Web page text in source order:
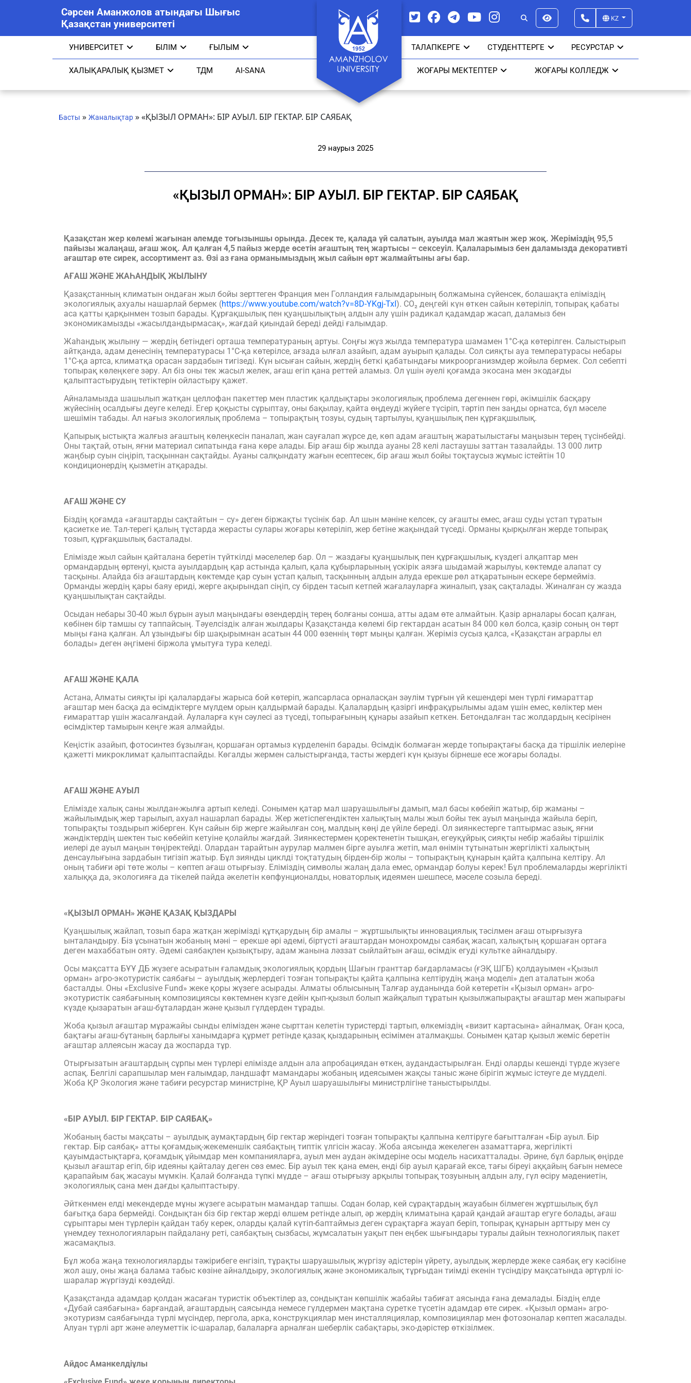
Сәрсен Аманжолов атындағы Шығыс
Қазақстан университеті
KZ
УНИВЕРСИТЕТ БІЛІМ ҒЫЛЫМ ТАЛАПКЕРГЕ СТУДЕНТТЕРГЕ РЕСУРСТАР
ХАЛЫҚАРАЛЫҚ ҚЫЗМЕТ ТДМ AI-SANA ЖОҒАРЫ МЕКТЕПТЕР ЖОҒАРЫ КОЛЛЕДЖ
Басты » Жаналықтар »«ҚЫЗЫЛ ОРМАН»: БІР АУЫЛ. БІР ГЕКТАР. БІР САЯБАҚ
29 наурыз 2025
«ҚЫЗЫЛ ОРМАН»: БІР АУЫЛ. БІР ГЕКТАР. БІР САЯБАҚ
Қазақстан жер көлемі жағынан әлемде тоғызыншы орында. Десек те, қалада үй салатын, ауылда мал жаятын жер жоқ. Жеріміздің 95,5
пайызы жалаңаш, ағаш жоқ. Ал қалған 4,5 пайыз жерде өсетін ағаштың тең жартысы – сексеуіл. Қалаларымыз бен даламызда декоративті
ағаштар өте сирек, ассортимент аз. Өзі аз ғана орманымыздың жыл сайын өрт жалмайтыны ағы бар.
АҒАШ ЖӘНЕ ЖАҺАНДЫҚ ЖЫЛЫНУ
Қазақстанның климатын ондаған жыл бойы зерттеген Франция мен Голландия ғалымдарының болжамына сүйенсек, болашақта еліміздің
экологиялық ахуалы нашарлай бермек (https://www.youtube.com/watch?v=8D-YKgj-TxI). CO₂ деңгейі күн өткен сайын көтеріліп, топырақ қабаты
аса қатты қарқынмен тозып барады. Құрғақшылық пен қуаңшылықтың алдын алу үшін радикал қадамдар жасап, даламыз бен
экономикамызды «жасылдандырмасақ», жағдай қиындай береді дейді ғалымдар.
Жаһандық жылыну — жердің бетіндегі орташа температураның артуы. Соңғы жүз жылда температура шамамен 1°С-қа көтерілген. Салыстырып
айтқанда, адам денесінің температурасы 1°С-қа көтерілсе, ағзада ылғал азайып, адам ауырып қалады. Сол сияқты ауа температурасы небары
1°С-қа артса, климатқа орасан зардабын тигізеді. Күн ысыған сайын, жердің беткі қабатындағы микроорганизмдер жойыла бермек. Сол себепті
топырақ көлеңкеге зәру. Ал біз оны тек жасыл желек, ағаш егіп қана реттей аламыз. Ол үшін әуелі қоғамда экосана мен экодағды
қалыптастырудың тетіктерін ойластыру қажет.
Айналамызда шашылып жатқан целлофан пакеттер мен пластик қалдықтары экологиялық проблема дегеннен гөрі, әкімшілік басқару
жүйесінің осалдығы деуге келеді. Егер қоқысты сұрыптау, оны бақылау, қайта өңдеуді жүйеге түсіріп, тәртіп пен заңды орнатса, бұл мәселе
шешімін табады. Ал нағыз экологиялық проблема – топырақтың тозуы, судың тартылуы, қуаңшылық пен құрғақшылық.
Қапырық ыстықта жалғыз ағаштың көлеңкесін паналап, жан сауғалап жүрсе де, көп адам ағаштың жаратылыстағы маңызын терең түсінбейді.
Оны тақтай, отын, яғни материал сипатында ғана көре алады. Бір ағаш бір жылда ауаны 28 келі ластаушы заттан тазалайды. 13 000 литр
жаңбыр суын сіңіріп, тасқыннан сақтайды. Ауаны салқындату жағын есептесек, бір ағаш жыл бойы тоқтаусыз жұмыс істейтін 10
кондиционердің қызметін атқарады.
АҒАШ ЖӘНЕ СУ
Біздің қоғамда «ағаштарды сақтайтын – су» деген біржақты түсінік бар. Ал шын мәніне келсек, су ағашты емес, ағаш суды ұстап тұратын
қасиетке ие. Тал-терегі қалың тұстарда жерасты сулары жоғары көтеріліп, жер бетіне жақындай түседі. Орманы қырқылған жерде топырақ
тозып, құрғақшылық басталады.
Елімізде жыл сайын қайталана беретін түйткілді мәселелер бар. Ол – жаздағы қуаңшылық пен құрғақшылық, күздегі алқаптар мен
ормандардың өртенуі, қыста ауылдардың қар астында қалып, қала құбырларының үскірік аязға шыдамай жарылуы, көктемде алапат су
тасқыны. Алайда біз ағаштардың көктемде қар суын ұстап қалып, тасқынның алдын алуда ерекше рөл атқаратынын ескере бермейміз.
Орманды жердің қары баяу ериді, жерге ақырындап сіңіп, су бірден тасып кетпей жағалауларға жиналып, ұзақ сақталады. Жиналған су жазда
қуаңшылықтан сақтайды.
Осыдан небары 30-40 жыл бұрын ауыл маңындағы өзендердің терең болғаны сонша, атты адам өте алмайтын. Қазір арналары босап қалған,
көбінен бір тамшы су таппайсың. Тәуелсіздік алған жылдары Қазақстанда көлемі бір гектардан асатын 84 000 көл болса, қазір соның он төрт
мыңы ғана қалған. Ал ұзындығы бір шақырымнан асатын 44 000 өзеннің төрт мыңы қалған. Жеріміз сусыз қалса, «Қазақстан аграрлы ел
болады» деген әңгімені біржола ұмытуға тура келеді.
АҒАШ ЖӘНЕ ҚАЛА
Астана, Алматы сияқты ірі қалалардағы жарыса бой көтеріп, жапсарласа орналасқан зәулім тұрғын үй кешендері мен түрлі ғимараттар
ағаштар мен басқа да өсімдіктерге мүлдем орын қалдырмай барады. Қалалардың қазіргі инфрақұрылымы адам үшін емес, көліктер мен
ғимараттар үшін жасалғандай. Аулаларға күн сәулесі аз түседі, топырағының құнары азайып кеткен. Бетондалған тас жолдардың кесірінен
өсімдіктер тамырын кеңге жая алмайды.
Кеңістік азайып, фотосинтез бұзылған, қоршаған ортамыз күрделеніп барады. Өсімдік болмаған жерде топырақтағы басқа да тіршілік иелеріне
қажетті микроклимат қалыптаспайды. Көгалды жермен салыстырғанда, тасты жердегі күн қызуы бірнеше есе жоғары болады.
АҒАШ ЖӘНЕ АУЫЛ
Елімізде халық саны жылдан-жылға артып келеді. Сонымен қатар мал шаруашылығы дамып, мал басы көбейіп жатыр, бір жаманы –
жайылымдық жер тарылып, ахуал нашарлап барады. Жер жетіспегендіктен халықтың малы жыл бойы тек ауыл маңында жайыла беріп,
топырақты тоздырып жіберген. Күн сайын бір жерге жайылған соң, малдың көңі де үйіле береді. Ол зиянкестерге таптырмас азық, яғни
жәндіктердің шектен тыс көбейіп кетуіне қолайлы жағдай. Зиянкестермен қоректенетін тышқан, егеуқұйрық сияқты небір жабайы тіршілік
иелері де ауыл маңын төңіректейді. Олардан тарайтын аурулар малмен бірге ауылға жетіп, мал өнімін тұтынатын жергілікті халықтың
денсаулығына зардабын тигізіп жатыр. Бұл зиянды циклді тоқтатудың бірден-бір жолы – топырақтың құнарын қайта қалпына келтіру. Ал
оның табиғи әрі төте жолы – көптеп ағаш отырғызу. Еліміздің символы жалаң дала емес, ормандар болуы керек! Бұл проблемаларды жергілікті
халыққа да, экологияға да тікелей пайда әкелетін көпфунционалды, новаторлық идеямен шешпесе, мәселе созыла береді.
«ҚЫЗЫЛ ОРМАН» ЖӘНЕ ҚАЗАҚ ҚЫЗДАРЫ
Қуаңшылық жайлап, тозып бара жатқан жерімізді құтқарудың бір амалы – жұртшылықты инновациялық тәсілмен ағаш отырғызуға
ынталандыру. Біз ұсынатын жобаның мәні – ерекше әрі әдемі, біртүсті ағаштардан монохромды саябақ жасап, халықтың қоршаған ортаға
деген махаббатын ояту. Әдемі саябақпен қызықтыру, адам жанына ләззат сыйлайтын ағаш, өсімдік егуді культке айналдыру.
Осы мақсатта БҰҰ ДБ жүзеге асыратын ғаламдық экологиялық қордың Шағын гранттар бағдарламасы (ғЭҚ ШГБ) қолдауымен «Қызыл
орман» агро-экотуристік саябағы – ауылдық жерлердегі тозған топырақты қайта қалпына келтірудің жаңа моделі» деп аталатын жоба
басталды. Оны «Exclusive Fund» жеке қоры жүзеге асырады. Алматы облысының Талғар ауданында бой көтеретін «Қызыл орман» агро-
экотуристік саябағының композициясы көктемнен күзге дейін қып-қызыл болып жайқалып тұратын қызылжапырақты ағаштар мен жапырағы
күзде қызаратын ағаш-бұталардан және қызыл гүлдерден тұрады.
Жоба қызыл ағаштар мұражайы сынды елімізден және сырттан келетін туристерді тартып, өлкеміздің «визит картасына» айналмақ. Оған қоса,
бақтағы ағаш-бұтаның барлығы ханымдарға құрмет ретінде қазақ қыздарының есімімен аталмақшы. Сонымен қатар қызыл жеміс беретін
ағаштар аллеясын жасау да жоспарда тұр.
Отырғызатын ағаштардың сұрпы мен түрлері елімізде алдын ала апробациядан өткен, аудандастырылған. Енді оларды кешенді түрде жүзеге
аспақ. Белгілі сарапшылар мен ғалымдар, ландшафт мамандары жобаның идеясымен жақсы таныс және бірігіп жұмыс істеуге де мүдделі.
Жоба ҚР Экология және табиғи ресурстар министріне, ҚР Ауыл шаруашылығы министрлігіне таныстырылды.
«БІР АУЫЛ. БІР ГЕКТАР. БІР САЯБАҚ»
Жобаның басты мақсаты – ауылдық аумақтардың бір гектар жеріндегі тозған топырақты қалпына келтіруге бағытталған «Бір ауыл. Бір
гектар. Бір саябақ» атты қоғамдық-жекеменшік саябақтың типтік үлгісін жасау. Жоба аясында жекелеген азаматтарға, жергілікті
қауымдастықтарға, қоғамдық ұйымдар мен компанияларға, ауыл мен аудан әкімдеріне осы модель насихатталады. Әрине, бұл барлық өңірде
қызыл ағаштар егіп, бір идеяны қайталау деген сөз емес. Бір ауыл тек қана емен, енді бір ауыл қарағай ексе, тағы біреуі аққайың бағын немесе
қарапайым бақ жасауы мүмкін. Қалай болғанда түпкі мүдде – ағаш отырғызу арқылы топырақ тозуының алдын алу, гүл өсіру мәдениетін,
экологиялық сана мен дағды қалыптастыру.
Әйткенмен елді мекендерде мұны жүзеге асыратын мамандар тапшы. Содан болар, кей сұрақтардың жауабын білмеген жұртшылық бұл
бағытқа бара бермейді. Сондықтан біз бір гектар жерді өлшем ретінде алып, әр жердің климатына қарай қандай ағаштар егуге болады, ағаш
сұрыптары мен түрлерін қайдан табу керек, оларды қалай күтіп-баптаймыз деген сұрақтарға жауап беріп, топырақ құнарын арттыру мен су
үнемдеу технологияларын пайдалану реті, саябақтың сызбасы, жұмсалатын уақыт пен еңбек шығындары туралы дайын технологиялық пакет
жасамақпыз.
Бұл жоба жаңа технологияларды тәжірибеге енгізіп, тұрақты шаруашылық жүргізу әдістерін үйрету, ауылдық жерлерде жеке саябақ егу кәсібіне
жол ашу, оны жаңа балама табыс көзіне айналдыру, экологиялық және экономикалық тұрғыдан тиімді екенін түсіндіру мақсатында әртүрлі іс-
шаралар жүргізуді көздейді.
Қазақстанда адамдар қолдан жасаған туристік объектілер аз, сондықтан көпшілік жабайы табиғат аясында ғана демалады. Біздің елде
«Дубай саябағына» барғандай, ағаштардың саясында немесе гүлдермен мақтана суретке түсетін адамдар өте сирек. «Қызыл орман» агро-
экотуризм саябағында түрлі мүсіндер, пергола, арка, конструкциялар мен инсталляциялар, композициялар мен фотозоналар көптеп жасалады.
Алуан түрлі арт және әлеуметтік іс-шаралар, балаларға арналған шеберлік сабақтары, эко-дәрістер өткізілмек.
Айдос Аманкелдіұлы